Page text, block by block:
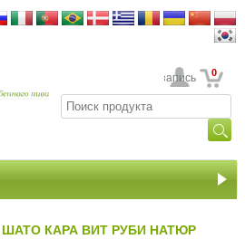
Ваша учетная запись 0
ШАТО КАРА ВИТ РУБИ НАТЮР